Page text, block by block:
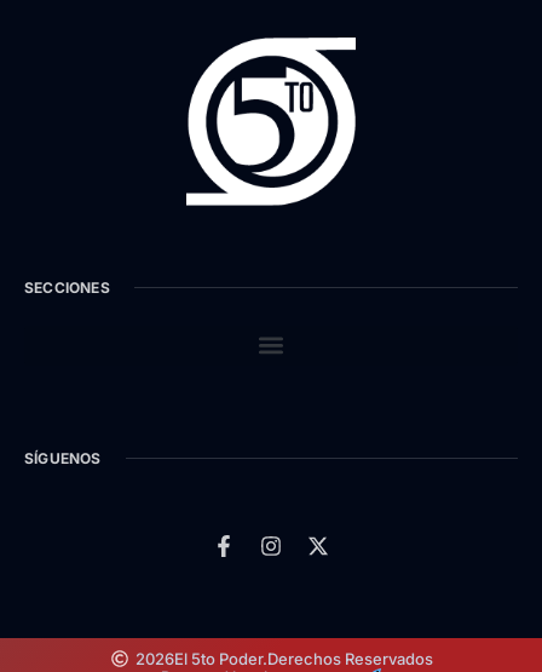
SECCIONES
SÍGUENOS
2026El 5to Poder.Derechos Reservados